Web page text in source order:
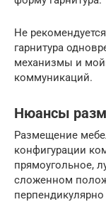
Не
гарнитура
механизмы и
коммуникаций.
Нюансы
Размещение
конфигурации
прямоугольное,
сложенном